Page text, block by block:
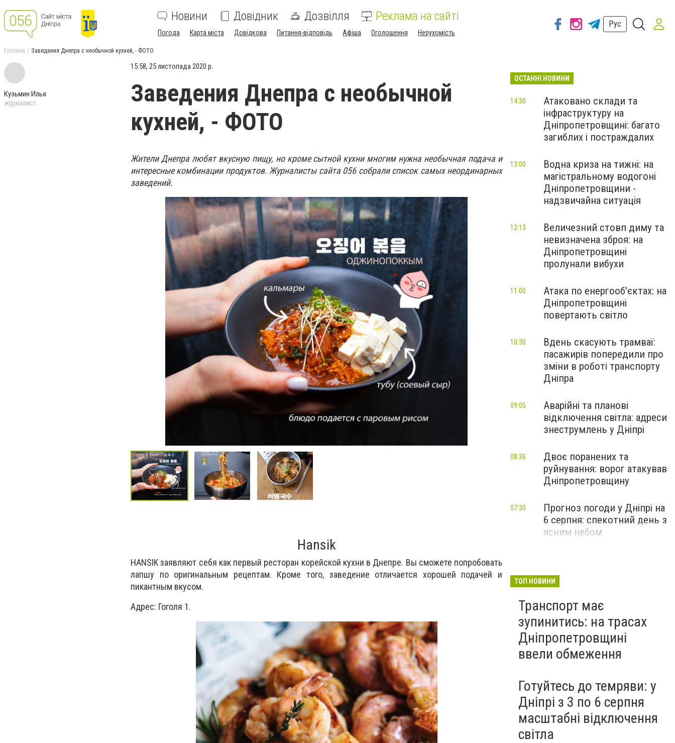
Новини Довідник Дозвілля Реклама на сайті
Погода Карта міста Довідкова Питання-відповідь Афіша Оголошення Нерухомість
Рус
Головна Заведения Днепра с необычной кухней, - ФОТО
Кузьмин Илья
журналист
15:58, 25 листопада 2020 р.
Заведения Днепра с необычной
кухней, - ФОТО
Жители Днепра любят вкусную пищу, но кроме сытной кухни многим нужна необычная подача и
интересные комбинации продуктов. Журналисты сайта 056 собрали список самых неординарных
заведений.
Hansik
HANSIK заявляют себя как первый ресторан корейской кухни в Днепре. Вы сможете попробовать
лапшу по оригинальным рецептам. Кроме того, заведение отличается хорошей подачей и
пикантным вкусом.
Адрес: Гоголя 1.
ОСТАННІ НОВИНИ
Атаковано склади та
інфраструктуру на
Дніпропетровщині: багато
загиблих і постраждалих
14:30
Водна криза на тижні: на
магістральному водогоні
Дніпропетровщини -
надзвичайна ситуація
13:00
Величезний стовп диму та
невизначена зброя: на
Дніпропетровщині
пролунали вибухи
12:13
Атака по енергооб'єктах: на
Дніпропетровщині
повертають світло
11:00
Вдень скасують трамваї:
пасажирів попередили про
зміни в роботі транспорту
Дніпра
10:30
Аварійні та планові
відключення світла: адреси
знеструмлень у Дніпрі
09:05
Двоє поранених та
руйнування: ворог атакував
Дніпропетровщину
08:36
Прогноз погоди у Дніпрі на
6 серпня: спекотний день з
ясним небом
07:30
ТОП НОВИНИ
Транспорт має
зупинитись: на трасах
Дніпропетровщині
ввели обмеження
Готуйтесь до темряви: у
Дніпрі з 3 по 6 серпня
масштабні відключення
світла